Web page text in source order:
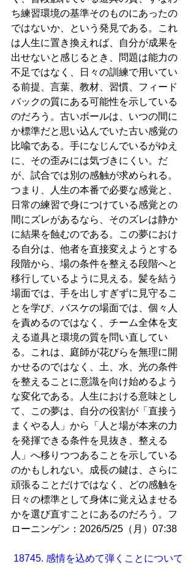
ち練習環境の基準そのものにあったの
ではないか、という発見である。これ
は人生に置き換えれば、自分が成果を
出せないと感じるとき、問題は能力の
不足ではなく、日々の訓練で用いてい
る前提、言葉、教材、習慣、フィード
バックの質にある可能性を示している
のだろう。古いボールは、いつの間に
か標準だと思い込んでいた古い感覚の
比喩である。手になじんでいるがゆえ
に、その歪みには気づきにくい。だ
が、試合では別の感触が求められる。
つまり、人生の本番で必要な感覚と、
日常の練習で身につけている感覚との
間にズレがあるなら、そのズレは静か
に結果を蝕むのである。この夢におけ
る自分は、他者を直接変えようとする
段階から、場の条件を整える段階へと
移行しているように見える。髪を結う
場面では、手を出しすぎずに見守るこ
とを学び、バスケの場面では、個々人
を責めるのではなく、チーム全体を支
える道具と環境の質を問い直してい
る。これは、庭師が花びらを無理に開
かせるのではなく、土、水、光の条件
を整えることに意識を向け始めるよう
な変化である。人生における意味とし
て、この夢は、自分の役割が「直接う
まくやる人」から「人と場が本来の力
を発揮できる条件を見抜き、整える
人」へ移りつつあることを示している
のかもしれない。成長の鍵は、さらに
頑張ることだけではなく、どの感触を
日々の標準として身体に覚え込ませる
かを選び直すことにあるのだろう。フ
ローニンゲン：2026/5/25（月）07:38
18745. 感情を込めて弾くことについて